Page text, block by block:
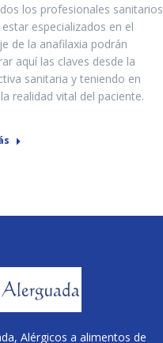
los profesionales sanitarios
especializados en el
de la anafilaxia podrán
aquí las claves desde la
sanitaria y teniendo en
realidad vital del paciente.
Alérgicos a alimentos de